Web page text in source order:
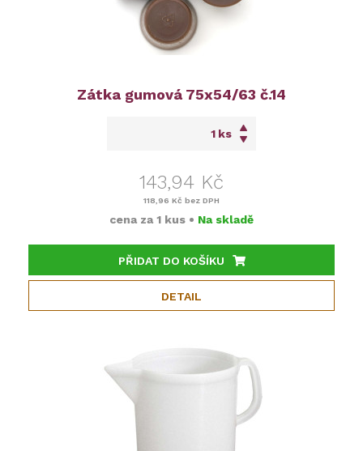
Zátka gumová 75x54/63 č.14
ks
143,94 Kč
118,96 Kč bez DPH
cena za 1 kus • Na skladě
PŘIDAT DO KOŠÍKU
DETAIL